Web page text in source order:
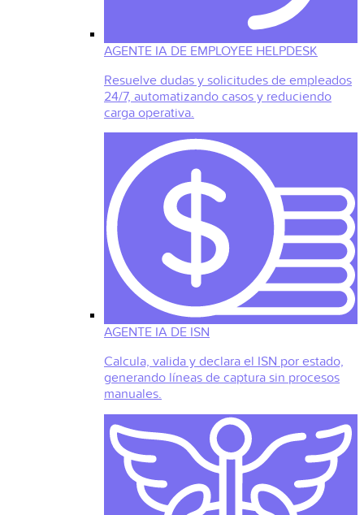
AGENTE IA DE EMPLOYEE HELPDESK
Resuelve dudas y solicitudes de empleados
24/7, automatizando casos y reduciendo
carga operativa.
AGENTE IA DE ISN
Calcula, valida y declara el ISN por estado,
generando líneas de captura sin procesos
manuales.